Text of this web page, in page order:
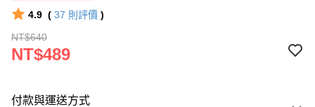
4.9 ( 37 則評價 )
NT$640
NT$489
付款與運送方式